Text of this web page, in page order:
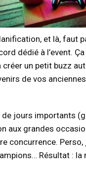
et là, faut
dédié à l’event.
un petit buzz
de vos
jours importants
aux grandes
concurrence. Perso,
Résultat :